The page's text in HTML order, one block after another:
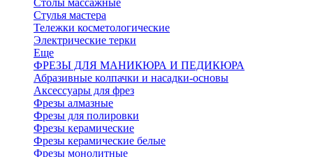
Столы массажные
Стулья мастера
Тележки косметологические
Электрические терки
Еще
ФРЕЗЫ ДЛЯ МАНИКЮРА И ПЕДИКЮРА
Абразивные колпачки и насадки-основы
Аксессуары для фрез
Фрезы алмазные
Фрезы для полировки
Фрезы керамические
Фрезы керамические белые
Фрезы монолитные